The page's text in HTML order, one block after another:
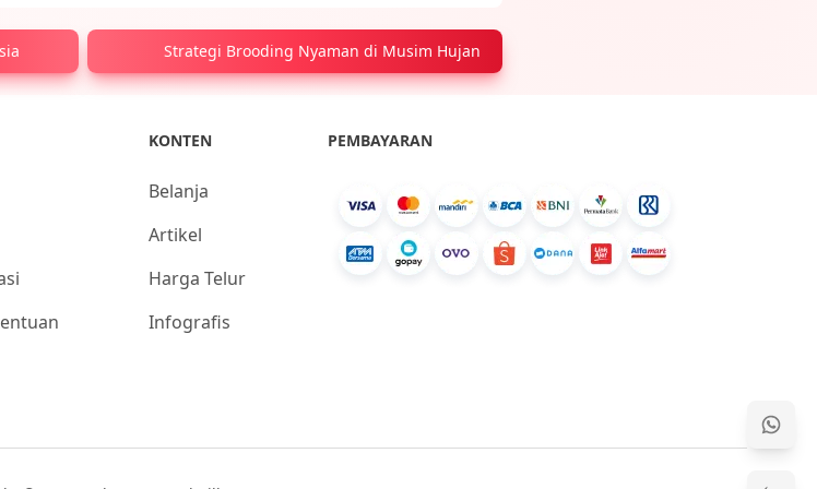
Strategi Brooding Nyaman di Musim Hujan
KONTEN
Belanja
Artikel
Harga Telur
Infografis
PEMBAYARAN